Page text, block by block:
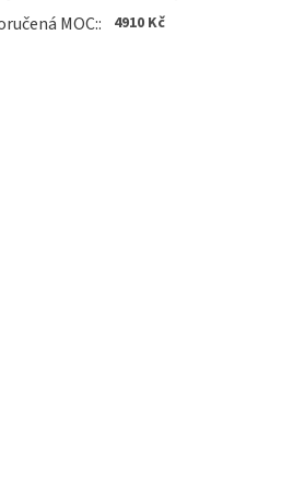
MOC: 4910 Kč